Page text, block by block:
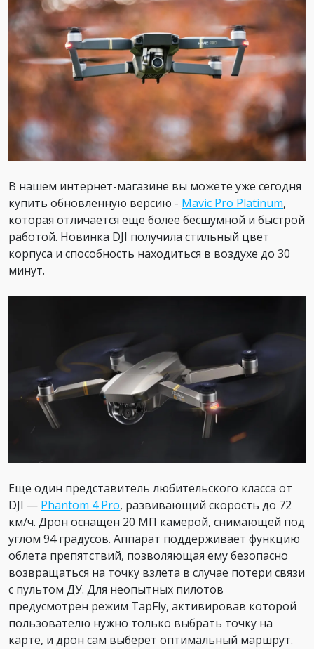
В нашем интернет-магазине вы можете уже сегодня
купить обновленную версию - Mavic Pro Platinum,
которая отличается еще более бесшумной и быстрой
работой. Новинка DJI получила стильный цвет
корпуса и способность находиться в воздухе до 30
минут.
Еще один представитель любительского класса от
DJI — Phantom 4 Pro, развивающий скорость до 72
км/ч. Дрон оснащен 20 МП камерой, снимающей под
углом 94 градусов. Аппарат поддерживает функцию
облета препятствий, позволяющая ему безопасно
возвращаться на точку взлета в случае потери связи
с пультом ДУ. Для неопытных пилотов
предусмотрен режим TapFly, активировав которой
пользователю нужно только выбрать точку на
карте, и дрон сам выберет оптимальный маршрут.